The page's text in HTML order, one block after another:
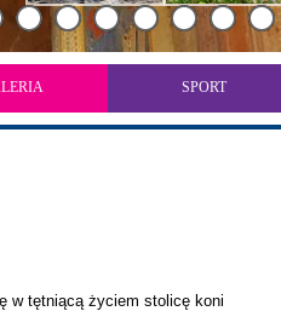
SPORT
w tętniącą życiem stolicę koni